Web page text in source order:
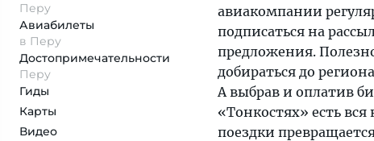
Перу
Авиабилеты
в Перу
Достопримеча­тельности
Перу
Гиды
Карты
Видео
авиакомпании
подписаться на
предложения.
добираться до
А выбрав и оплатив
«Тонкостях» есть
поездки